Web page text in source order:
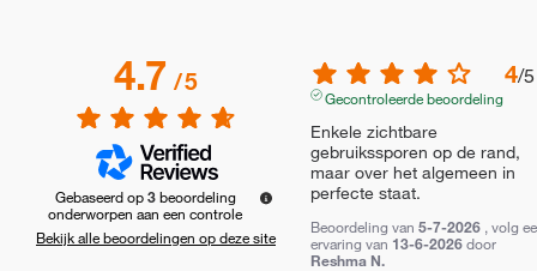
4.7/5
Gebaseerd op3 beoordeling
onderworpen aan een controle
Bekijk alle beoordelingen op deze site
4/5
Gecontroleerde beoordeling
Enkele zichtbare
gebruikssporen op de rand,
maar over het algemeen in
perfecte staat.
Beoordeling van 5-7-2026 , volg
ervaring van 13-6-2026 door
Reshma N.